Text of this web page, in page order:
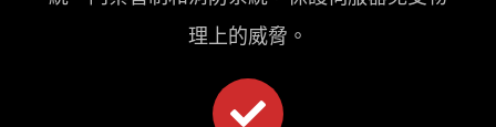
理上的威脅。